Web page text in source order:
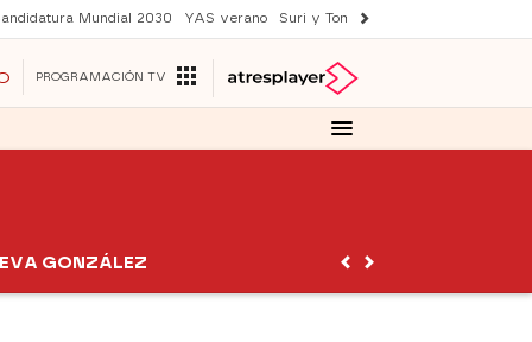
Mundial 2030 YAS verano Suri y Tom Cruise
PROGRAMACIÓN TV
EVA GONZÁLEZ